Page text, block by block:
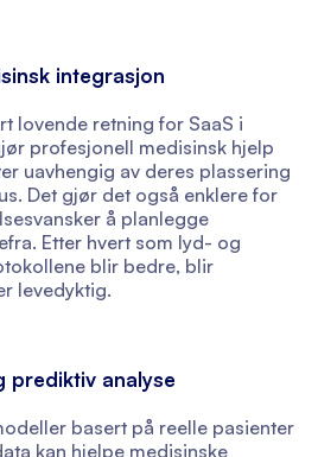
integrasjon
lovende retning for SaaS i
profesjonell medisinsk hjelp
uavhengig av deres plassering
Det gjør det også enklere for
å planlegge
Etter hvert som lyd- og
blir bedre, blir
levedyktig.
prediktiv analyse
basert på reelle pasienter
kan hjelpe medisinske